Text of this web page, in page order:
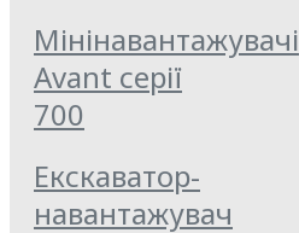
Мінінавантажувачі
Avant серії
700
Екскаватор-
навантажувач